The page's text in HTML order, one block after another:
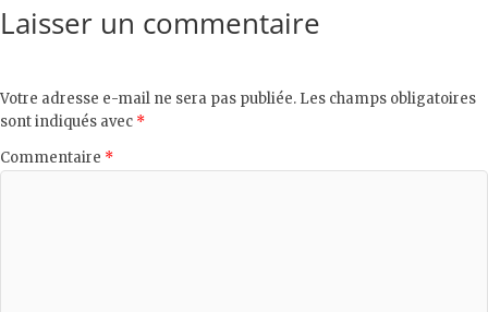
Laisser un commentaire
Votre adresse e-mail ne sera pas publiée. Les champs obligatoires
sont indiqués avec *
Commentaire *